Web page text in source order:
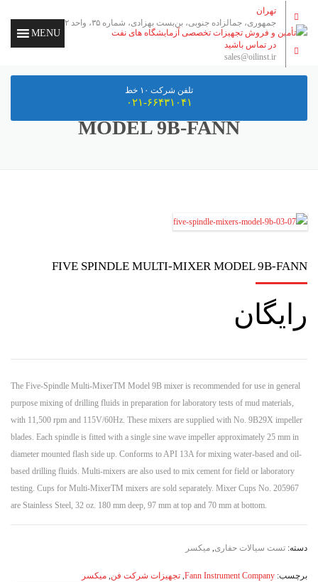
تهران
جمهوری، جمالزاده جنوبی، بن‌بست بهزادی، شماره ۳۵، واحد ۲
در تماس باشید
sales@oilinst.ir
تلفن شرکت ۱۰ خط
۰۲۱-۶۶۴۳۱۰۴۱
MENU
FIVE SPINDLE MULTI-MIXER
MODEL 9B-FANN
FIVE SPINDLE MULTI-MIXER MODEL 9B-FANN
رایگان
The Five-Spindle Multi-MixerTM Model 9B mixer is recommended for use in general
purpose mixing of drilling fluids in preparation for laboratory tests of mud materials,
with 11,500 rpm and 115V/60Hz. These mixers are supplied with No. 9B29X impeller
blades. Each spindle is fitted with a single sine wave impeller approximately 25 mm in
diameter mounted flash side up. Conforms to API 13A for mixing water-based and oil-
based drilling fluids. Multi-mixers are also used to mix cement for field or laboratory
testing. Cups for Multi-MixerTM mixers are sold separately. Mixer Cups No. 205967
are Stainless Steel, 32 oz. 180 mm deep, 97 mm at top and 70 mm at bottom.
دسته: تست سیالات حفاری, میکسر
برچسب: Fann Instrument Company
, تجهیزات شرکت فن, میکسر